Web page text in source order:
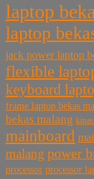
laptop
laptop
jack power laptop
flexible
keyboard
frame laptop bekas
bekas malang
mainboard
malang power
processor processor